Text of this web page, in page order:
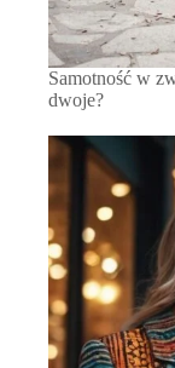
Samotność w
dwoje?